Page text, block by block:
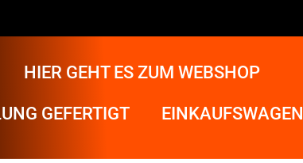
HIER GEHT ES ZUM WEBSHOP
GEFERTIGT EINKAUFSWAGEN